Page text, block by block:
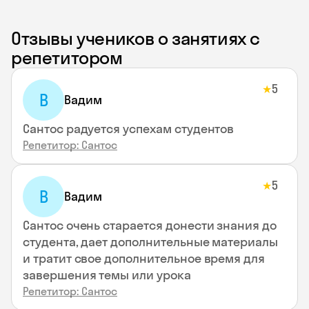
Отзывы учеников о занятиях с
репетитором
В Вадим
★5
Сантос радуется успехам студентов
Репетитор: Сантос
В Вадим
★5
Сантос очень старается донести знания до
студента, дает дополнительные материалы
и тратит свое дополнительное время для
завершения темы или урока
Репетитор: Сантос